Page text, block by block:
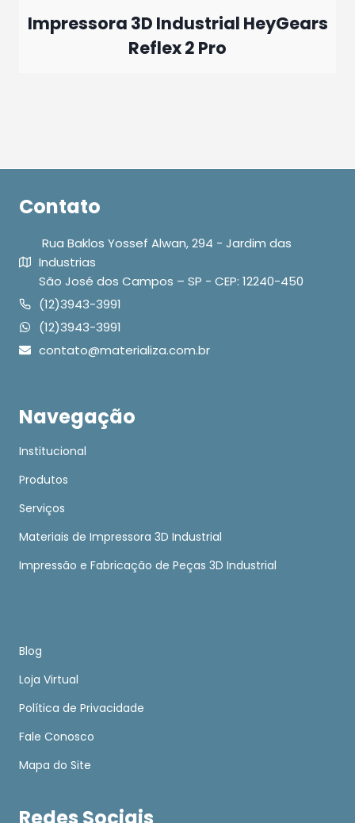
Impressora 3D Industrial HeyGears
Reflex 2 Pro
Contato
Rua Baklos Yossef Alwan, 294 - Jardim das
Industrias
São José dos Campos – SP - CEP: 12240-450
(12)3943-3991
(12)3943-3991
contato@materializa.com.br
Navegação
Institucional
Produtos
Serviços
Materiais de Impressora 3D Industrial
Impressão e Fabricação de Peças 3D Industrial
Blog
Loja Virtual
Política de Privacidade
Fale Conosco
Mapa do Site
Redes Sociais